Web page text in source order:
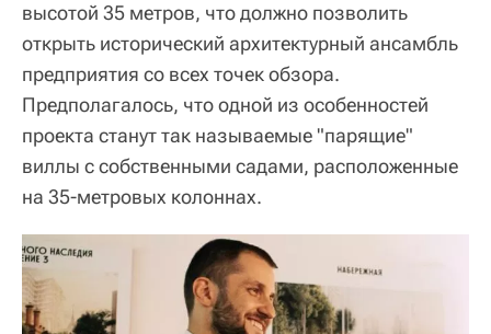
высотой 35 метров, что должно позволить
открыть исторический архитектурный ансамбль
предприятия со всех точек обзора.
Предполагалось, что одной из особенностей
проекта станут так называемые "парящие"
виллы с собственными садами, расположенные
на 35-метровых колоннах.